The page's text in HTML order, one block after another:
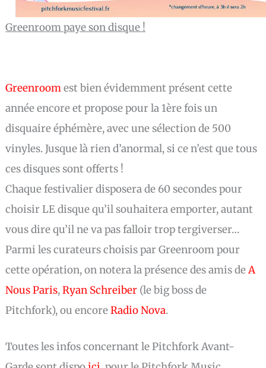
Greenroom paye son disque !
Greenroomest bien évidemment présent cette
année encore et propose pour la 1ère fois un
disquaire éphémère, avec une sélection de 500
vinyles. Jusque là rien d’anormal, si ce n’est que tous
ces disques sont offerts !
Chaque festivalier disposera de 60 secondes pour
choisir LE disque qu’il souhaitera emporter, autant
vous dire qu’il ne va pas falloir trop tergiverser…
Parmi les curateurs choisis par Greenroom pour
cette opération, on notera la présence des amis deA
Nous Paris,Ryan Schreiber (le big boss de
Pitchfork), ou encoreRadio Nova.
Toutes les infos concernant le Pitchfork Avant-